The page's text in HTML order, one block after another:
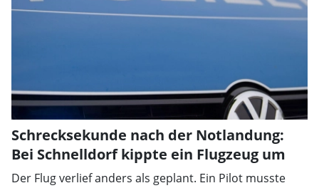
Schrecksekunde nach der Notlandung:
Bei Schnelldorf kippte ein Flugzeug um
Der Flug verlief anders als geplant. Ein Pilot musste